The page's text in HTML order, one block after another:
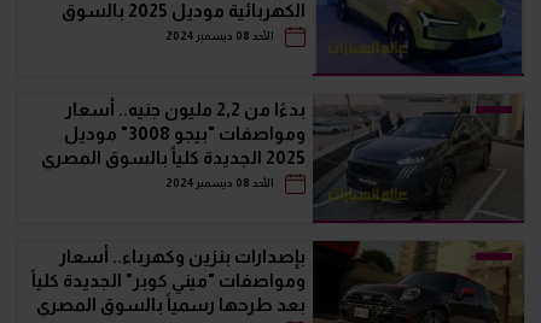
الكهربائية موديل 2025 بالسوق
المصري
الأحد 08 ديسمبر 2024
بدءًا من 2,2 مليون جنيه.. أسعار
ومواصفات "بيجو 3008" موديل
2025 الجديدة كلياً بالسوق المصري
الأحد 08 ديسمبر 2024
بإصدارات بنزين وكهرباء.. أسعار
ومواصفات "ميني كوبر" الجديدة كلياً
بعد طرحها رسمياً بالسوق المصري